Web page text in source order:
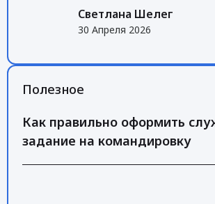
Светлана Шелег
30 Апреля 2026
Полезное
Как правильно оформить
задание на командировку